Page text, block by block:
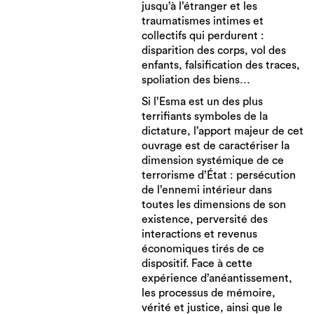
jusqu’à l’étranger et les
traumatismes intimes et
collectifs qui perdurent :
disparition des corps, vol des
enfants, falsification des traces,
spoliation des biens…
Si l’Esma est un des plus
terrifiants symboles de la
dictature, l’apport majeur de cet
ouvrage est de caractériser la
dimension systémique de ce
terrorisme d’État : persécution
de l’ennemi intérieur dans
toutes les dimensions de son
existence, perversité des
interactions et revenus
économiques tirés de ce
dispositif. Face à cette
expérience d’anéantissement,
les processus de mémoire,
vérité et justice, ainsi que le